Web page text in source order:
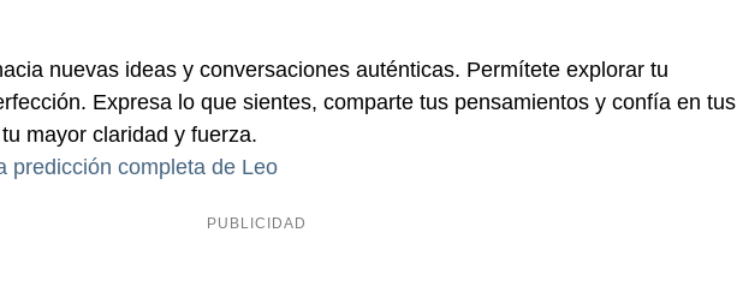
nuevas ideas y conversaciones auténticas. Permítete explorar tu
Expresa lo que sientes, comparte tus pensamientos y confía en tus
mayor claridad y fuerza.
predicción completa de Leo